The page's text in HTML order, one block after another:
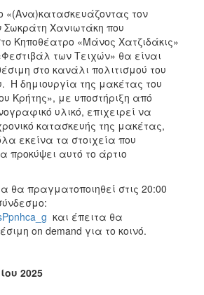
«(Ανα)κατασκευάζοντας τον
Χανιωτάκη που
Κηποθέατρο «Μάνος Χατζιδάκις»
των Τειχών» θα είναι
στο κανάλι πολιτισμού του
Η δημιουργία της μακέτας του
Κρήτης», με υποστήριξη από
υλικό, επιχειρεί να
κατασκευής της μακέτας,
εκείνα τα στοιχεία που
προκύψει αυτό το άρτιο
θα πραγματοποιηθεί στις 20:00
και έπειτα θα
on demand για το κοινό.
2025